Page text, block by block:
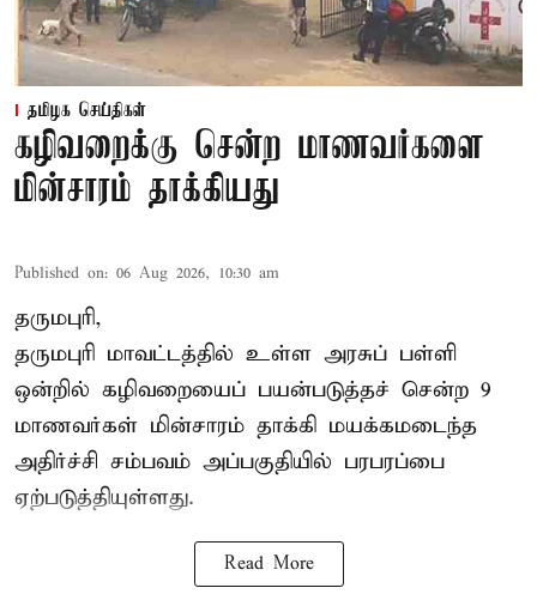
தமிழக செய்திகள்
கழிவறைக்கு சென்ற மாணவர்களை
மின்சாரம் தாக்கியது
Published on: 06 Aug 2026, 10:30 am
தருமபுரி,
தருமபுரி மாவட்டத்தில் உள்ள அரசுப் பள்ளி
ஒன்றில் கழிவறையைப் பயன்படுத்தச் சென்ற 9
மாணவர்கள் மின்சாரம் தாக்கி மயக்கமடைந்த
அதிர்ச்சி சம்பவம் அப்பகுதியில் பரபரப்பை
ஏற்படுத்தியுள்ளது.
Read More